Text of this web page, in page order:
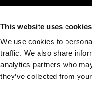
This website uses cookies
We use cookies to
traffic. We also share
analytics partners who
they’ve collected from